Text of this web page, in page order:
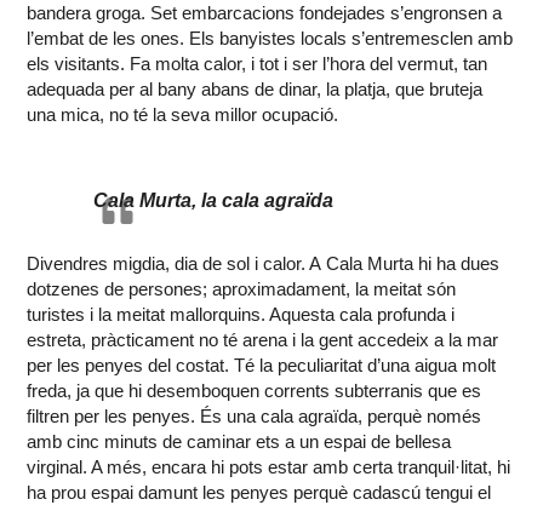
bandera groga. Set embarcacions fondejades s’engronsen a
l’embat de les ones. Els banyistes locals s’entremesclen amb
els visitants. Fa molta calor, i tot i ser l’hora del vermut, tan
adequada per al bany abans de dinar, la platja, que bruteja
una mica, no té la seva millor ocupació.
Cala Murta, la cala agraïda
Divendres migdia, dia de sol i calor. A Cala Murta hi ha dues
dotzenes de persones; aproximadament, la meitat són
turistes i la meitat mallorquins. Aquesta cala profunda i
estreta, pràcticament no té arena i la gent accedeix a la mar
per les penyes del costat. Té la peculiaritat d’una aigua molt
freda, ja que hi desemboquen corrents subterranis que es
filtren per les penyes. És una cala agraïda, perquè només
amb cinc minuts de caminar ets a un espai de bellesa
virginal. A més, encara hi pots estar amb certa tranquil·litat, hi
ha prou espai damunt les penyes perquè cadascú tengui el